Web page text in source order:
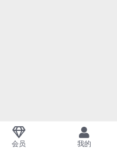
会员 我的